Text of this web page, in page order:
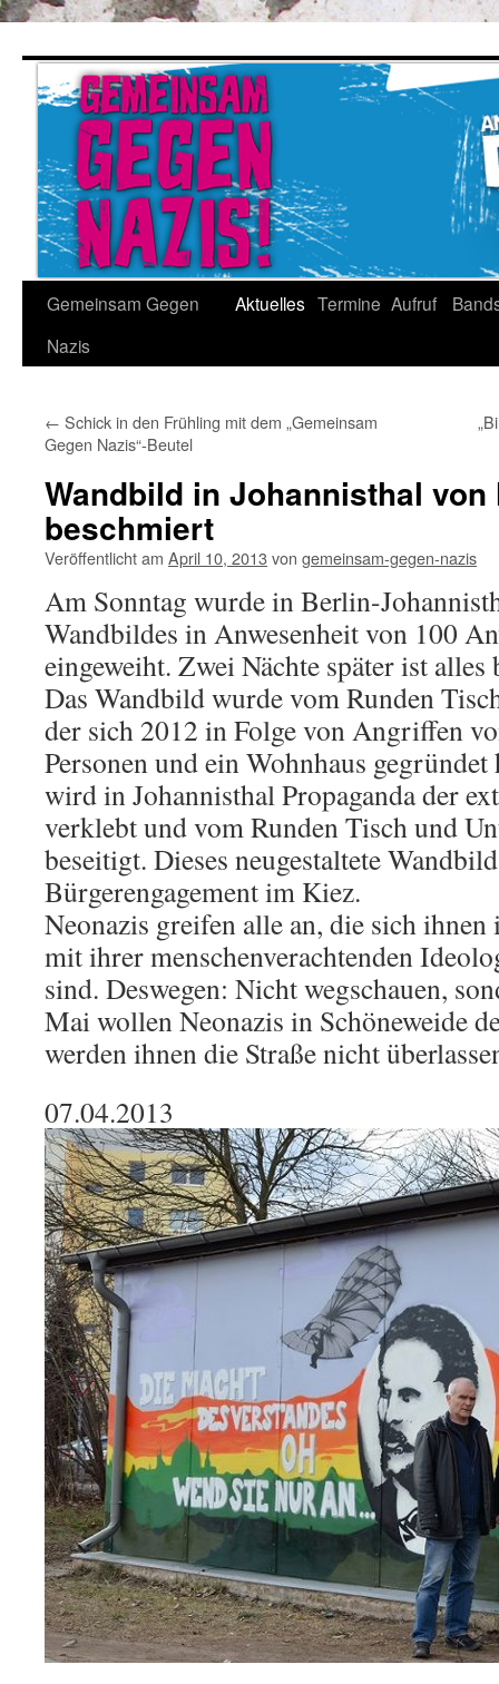
Gemeinsam Gegen
Nazis
Aktuelles Termine Aufruf
← Schick in den Frühling mit dem „Gemeinsam
Gegen Nazis“-Beutel
Wandbild in Johannisthal von
beschmiert
Veröffentlicht am April 10, 2013von gemeinsam-gegen-nazis
Am Sonntag wurde in Berlin-
Wandbildes in Anwesenheit von 100
eingeweiht. Zwei Nächte später ist
Das Wandbild wurde vom Runden
der sich 2012 in Folge von Angriffen
Personen und ein Wohnhaus
wird in Johannisthal Propaganda der
verklebt und vom Runden Tisch und
beseitigt. Dieses neugestaltete
Bürgerengagement im Kiez.
Neonazis greifen alle an, die sich
mit ihrer menschenverachtenden
sind. Deswegen: Nicht wegschauen,
Mai wollen Neonazis in Schöneweide
werden ihnen die Straße nicht
07.04.2013